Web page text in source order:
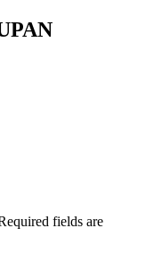
fields are